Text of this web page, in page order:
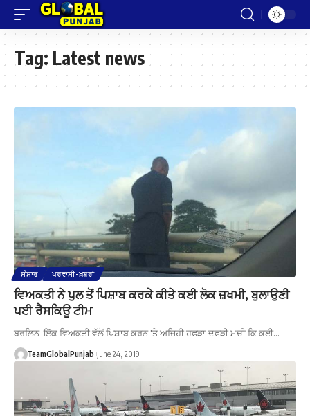
Tag: Latest news
ਸੰਸਾਰ ਪਰਵਾਸੀ-ਖ਼ਬਰਾਂ
ਵਿਅਕਤੀ ਨੇ ਪੁਲ ਤੋਂ ਪਿਸ਼ਾਬ ਕਰਕੇ ਕੀਤੇ ਕਈ ਲੋਕ ਜ਼ਖਮੀ, ਬੁਲਾਉਣੀ
ਪਈ ਰੈਸਕਿਊ ਟੀਮ
ਬਰਲਿਨ: ਇੱਕ ਵਿਅਕਤੀ ਵੱਲੋਂ ਪਿਸ਼ਾਬ ਕਰਨ 'ਤੇ ਅਜਿਹੀ ਹਫੜਾ-ਦਫੜੀ ਮਚੀ ਕਿ ਕਈ…
TeamGlobalPunjab June 24, 2019